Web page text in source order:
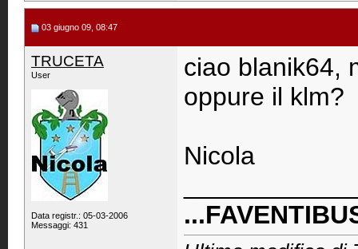
03 giugno 09, 08:47
TRUCETA
User
Data registr.: 05-03-2006
Messaggi: 431
ciao blanik64,
oppure il klm?
Nicola